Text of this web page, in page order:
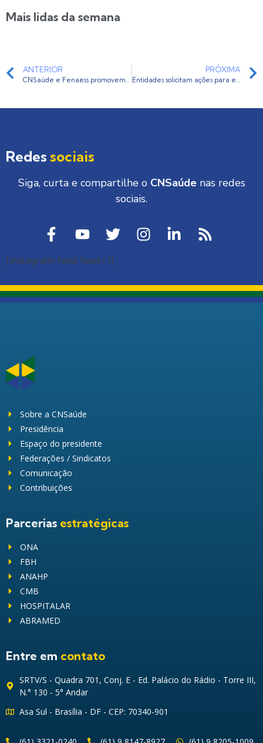
Mais lidas da semana
ANTERIOR
CNSaúde e Fenaess promovem dois dias de debates sobre a Reforma Tributária
PRÓXIMA
Entidades solicitam ações para enfrentamento da escassez de suprimentos e contra práticas de preço abusivas
Redes sociais
Siga, curta e compartilhe o CNSaúdenas redes
sociais.
[instagram-feed feed=1]
Sobre a CNSaúde
Presidência
Espaço do presidente
Federações / Sindicatos
Comunicação
Contribuições
Parcerias estratégicas
ONA
FBH
ANAHP
CMB
HOSPITALAR
ABRAMED
Entre em contato
SRTV/S - Quadra 701, Conj. E - Ed. Palácio do Rádio - Torre III,
N.° 130 - 5° Andar
Asa Sul - Brasília - DF - CEP: 70340-901